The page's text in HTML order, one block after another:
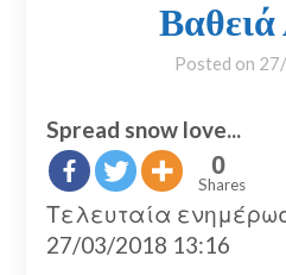
Posted on
Spread snow love...
0
Shares
Τελευταία
27/03/2018 13:16